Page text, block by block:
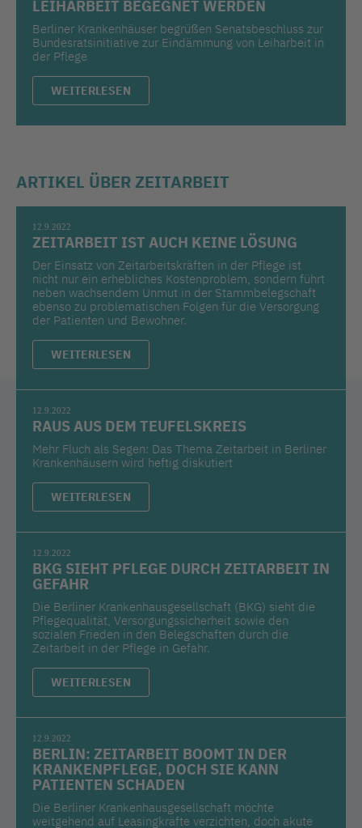
LEIHARBEIT BEGEGNET WERDEN
Berliner Krankenhäuser begrüßen Senatsbeschluss zur
Bundesratsinitiative zur Eindämmung von Leiharbeit in
der Pflege
WEITERLESEN
ARTIKEL ÜBER ZEITARBEIT
12.9.2022
ZEITARBEIT IST AUCH KEINE LÖSUNG
Der Einsatz von Zeitarbeitskräften in der Pflege ist
nicht nur ein erhebliches Kostenproblem, sondern führt
neben wachsendem Unmut in der Stammbelegschaft
ebenso zu problematischen Folgen für die Versorgung
der Patienten und Bewohner.
WEITERLESEN
12.9.2022
RAUS AUS DEM TEUFELSKREIS
Mehr Fluch als Segen: Das Thema Zeitarbeit in Berliner
Krankenhäusern wird heftig diskutiert
WEITERLESEN
12.9.2022
BKG SIEHT PFLEGE DURCH ZEITARBEIT IN
GEFAHR
Die Berliner Krankenhausgesellschaft (BKG) sieht die
Pflegequalität, Versorgungssicherheit sowie den
sozialen Frieden in den Belegschaften durch die
Zeitarbeit in der Pflege in Gefahr.
WEITERLESEN
12.9.2022
BERLIN: ZEITARBEIT BOOMT IN DER
KRANKENPFLEGE, DOCH SIE KANN
PATIENTEN SCHADEN
Die Berliner Krankenhausgesellschaft möchte
weitgehend auf Leasingkräfte verzichten, doch akute